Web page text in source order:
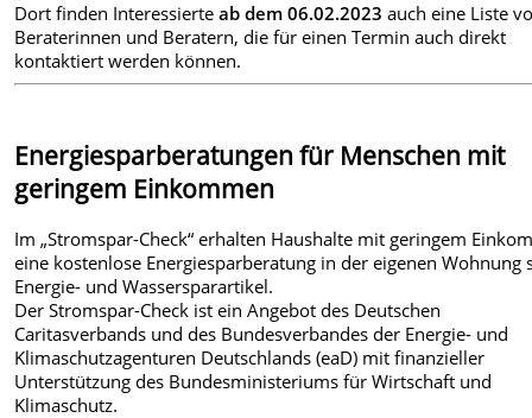
Dort finden Interessierteab dem 06.02.2023 auch eine Liste
Beraterinnen und Beratern, die für einen Termin auch direkt
kontaktiert werden können.
Energiesparberatungen für Menschen mit
geringem Einkommen
Im „Stromspar-Check“ erhalten Haushalte mit geringem
eine kostenlose Energiesparberatung in der eigenen Wohnung
Energie- und Wassersparartikel.
Der Stromspar-Check ist ein Angebot des Deutschen
Caritasverbands und des Bundesverbandes der Energie- und
Klimaschutzagenturen Deutschlands (eaD) mit finanzieller
Unterstützung des Bundesministeriums für Wirtschaft und
Klimaschutz.